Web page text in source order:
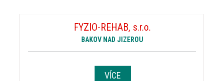
FYZIO-REHAB, s.r.o.
BAKOV NAD JIZEROU
VÍCE